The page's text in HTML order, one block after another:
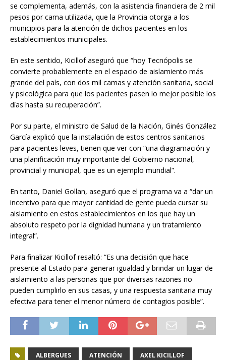
se complementa, además, con la asistencia financiera de 2 mil
pesos por cama utilizada, que la Provincia otorga a los
municipios para la atención de dichos pacientes en los
establecimientos municipales.
En este sentido, Kicillof aseguró que “hoy Tecnópolis se
convierte probablemente en el espacio de aislamiento más
grande del país, con dos mil camas y atención sanitaria, social
y psicológica para que los pacientes pasen lo mejor posible los
días hasta su recuperación”.
Por su parte, el ministro de Salud de la Nación, Ginés González
García explicó que la instalación de estos centros sanitarios
para pacientes leves, tienen que ver con “una diagramación y
una planificación muy importante del Gobierno nacional,
provincial y municipal, que es un ejemplo mundial”.
En tanto, Daniel Gollan, aseguró que el programa va a “dar un
incentivo para que mayor cantidad de gente pueda cursar su
aislamiento en estos establecimientos en los que hay un
absoluto respeto por la dignidad humana y un tratamiento
integral”.
Para finalizar Kicillof resaltó: “Es una decisión que hace
presente al Estado para generar igualdad y brindar un lugar de
aislamiento a las personas que por diversas razones no
pueden cumplirlo en sus casas, y una respuesta sanitaria muy
efectiva para tener el menor número de contagios posible”.
ALBERGUES ATENCIÓN AXEL KICILLOF